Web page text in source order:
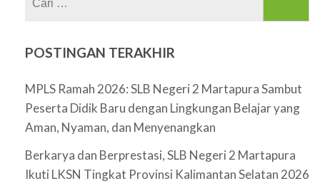
POSTINGAN TERAKHIR
MPLS Ramah 2026: SLB Negeri 2 Martapura Sambut
Peserta Didik Baru dengan Lingkungan Belajar yang
Aman, Nyaman, dan Menyenangkan
Berkarya dan Berprestasi, SLB Negeri 2 Martapura
Ikuti LKSN Tingkat Provinsi Kalimantan Selatan 2026